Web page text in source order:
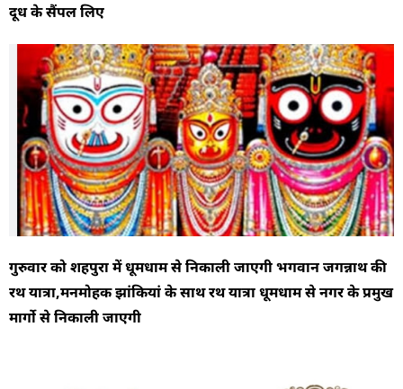
दूध के सैंपल लिए
गुरुवार को शहपुरा में धूमधाम से निकाली जाएगी भगवान जगन्नाथ की
रथ यात्रा,मनमोहक झांकियां के साथ रथ यात्रा धूमधाम से नगर के प्रमुख
मार्गो से निकाली जाएगी